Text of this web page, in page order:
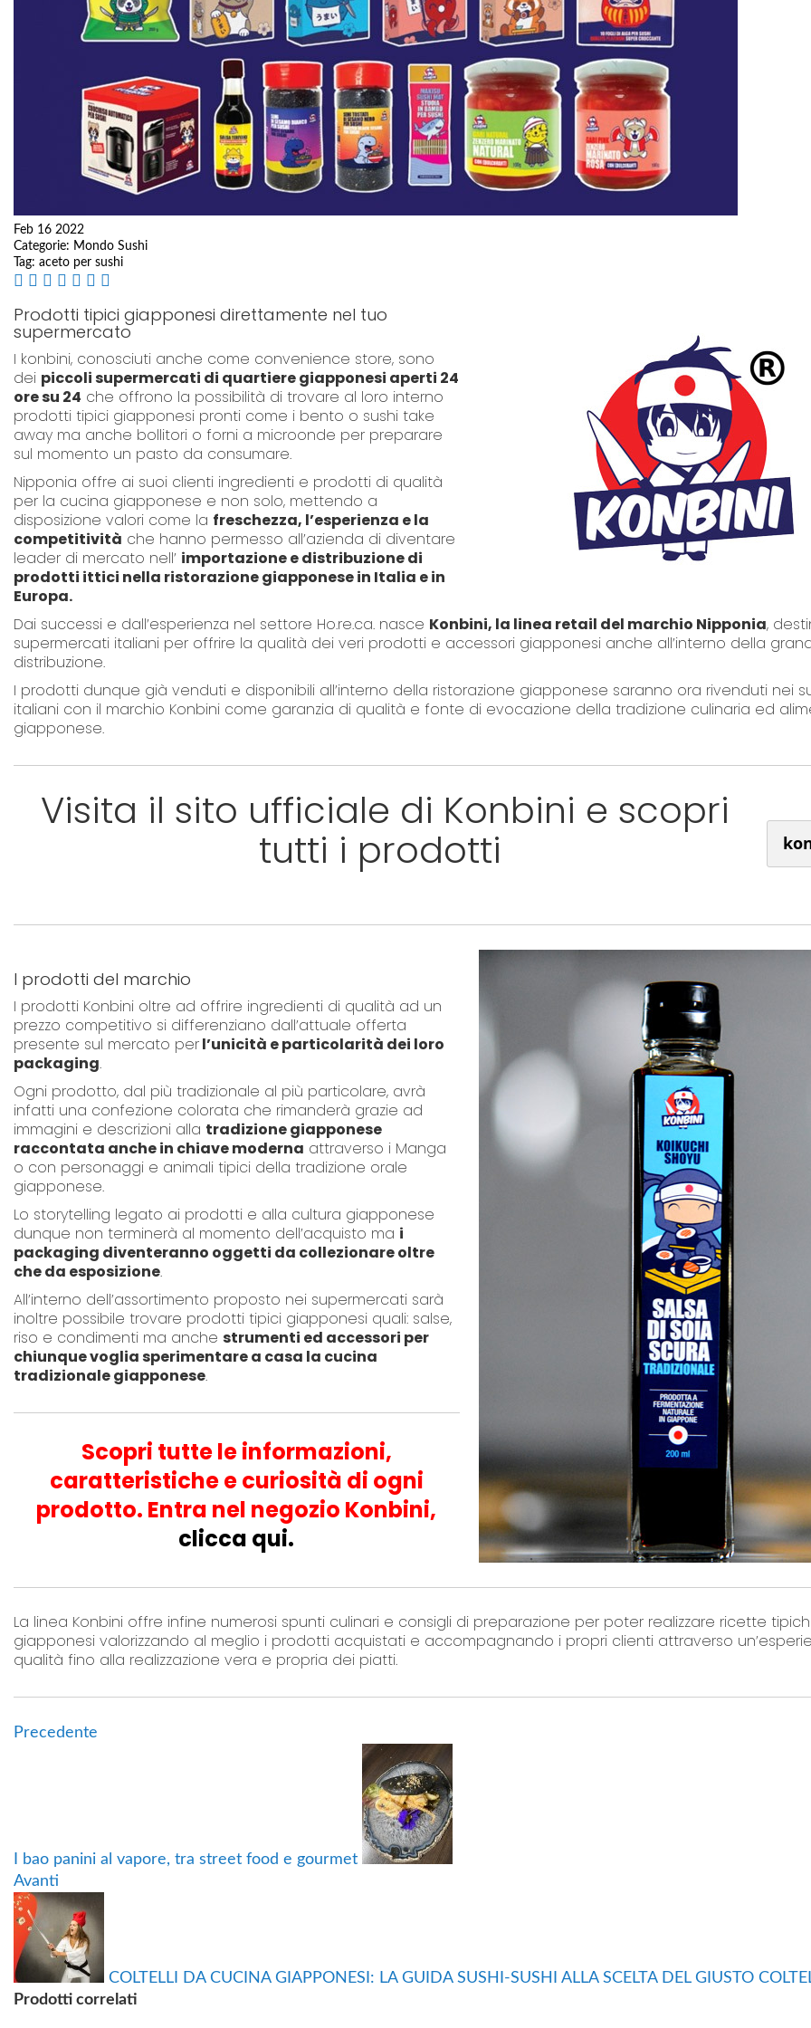
Feb 16 2022
Categorie: Mondo Sushi
Tag: aceto per sushi
Prodotti tipici giapponesi direttamente nel tuo
supermercato
I konbini, conosciuti anche come convenience store, sono
dei piccoli supermercati di quartiere giapponesi aperti 24
ore su 24 che offrono la possibilità di trovare al loro interno
prodotti tipici giapponesi pronti come i bento o sushi take
away ma anche bollitori o forni a microonde per preparare
sul momento un pasto da consumare.
Nipponia offre ai suoi clienti ingredienti e prodotti di qualità
per la cucina giapponese e non solo, mettendo a
disposizione valori come la freschezza, l’esperienza e la
competitività che hanno permesso all’azienda di diventare
leader di mercato nell’ importazione e distribuzione di
prodotti ittici nella ristorazione giapponese in Italia e in
Europa.
Dai successi e dall’esperienza nel settore Ho.re.ca. nasce Konbini, la linea retail del marchio Nipponia,
supermercati italiani per offrire la qualità dei veri prodotti e accessori giapponesi anche all’interno della
distribuzione.
I prodotti dunque già venduti e disponibili all’interno della ristorazione giapponese saranno ora rivenduti nei
italiani con il marchio Konbini come garanzia di qualità e fonte di evocazione della tradizione culinaria ed
giapponese.
Visita il sito ufficiale di Konbini e scopri
tutti i prodotti
I prodotti del marchio
I prodotti Konbini oltre ad offrire ingredienti di qualità ad un
prezzo competitivo si differenziano dall’attuale offerta
presente sul mercato perl’unicità e particolarità dei loro
packaging.
Ogni prodotto, dal più tradizionale al più particolare, avrà
infatti una confezione colorata che rimanderà grazie ad
immagini e descrizioni alla tradizione giapponese
raccontata anche in chiave moderna attraverso i Manga
o con personaggi e animali tipici della tradizione orale
giapponese.
Lo storytelling legato ai prodotti e alla cultura giapponese
dunque non terminerà al momento dell’acquisto ma i
packaging diventeranno oggetti da collezionare oltre
che da esposizione.
All’interno dell’assortimento proposto nei supermercati sarà
inoltre possibile trovare prodotti tipici giapponesi quali: salse,
riso e condimenti ma anche strumenti ed accessori per
chiunque voglia sperimentare a casa la cucina
tradizionale giapponese.
Scopri tutte le informazioni,
caratteristiche e curiosità di ogni
prodotto. Entra nel negozio Konbini,
clicca qui.
La linea Konbini offre infine numerosi spunti culinari e consigli di preparazione per poter realizzare ricette
giapponesi valorizzando al meglio i prodotti acquistati e accompagnando i propri clienti attraverso
qualità fino alla realizzazione vera e propria dei piatti.
Precedente
I bao panini al vapore, tra street food e gourmet
Avanti
COLTELLI DA CUCINA GIAPPONESI: LA GUIDA SUSHI-SUSHI ALLA SCELTA DEL GIUSTO
Prodotti correlati